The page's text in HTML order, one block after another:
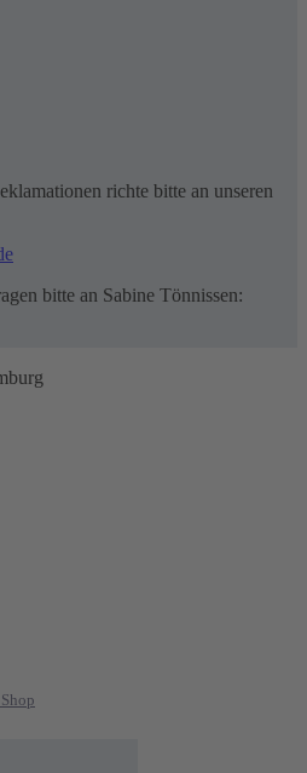
richte bitte an unseren
bitte an Sabine Tönnissen: